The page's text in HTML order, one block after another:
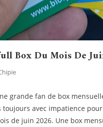
Box Du Mois De
grande fan de box
toujours avec impatience
de juin 2026. Une box